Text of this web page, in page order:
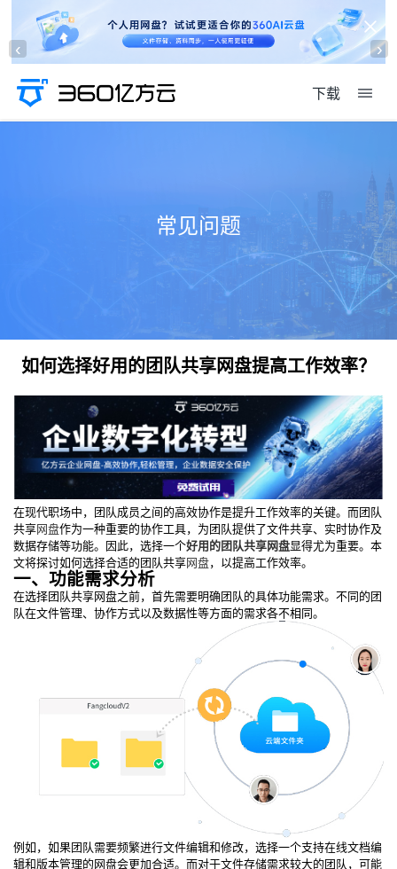
‹ ›
下载
常见问题
如何选择好用的团队共享网盘提高工作效率？
在现代职场中，团队成员之间的高效协作是提升工作效率的关键。而团队
共享网盘作为一种重要的协作工具，为团队提供了文件共享、实时协作及
数据存储等功能。因此，选择一个好用的团队共享网盘显得尤为重要。本
文将探讨如何选择合适的团队共享网盘，以提高工作效率。
一、功能需求分析
在选择团队共享网盘之前，首先需要明确团队的具体功能需求。不同的团
队在文件管理、协作方式以及数据性等方面的需求各不相同。
例如，如果团队需要频繁进行文件编辑和修改，选择一个支持在线文档编
辑和版本管理的网盘会更加合适。而对于文件存储需求较大的团队，可能